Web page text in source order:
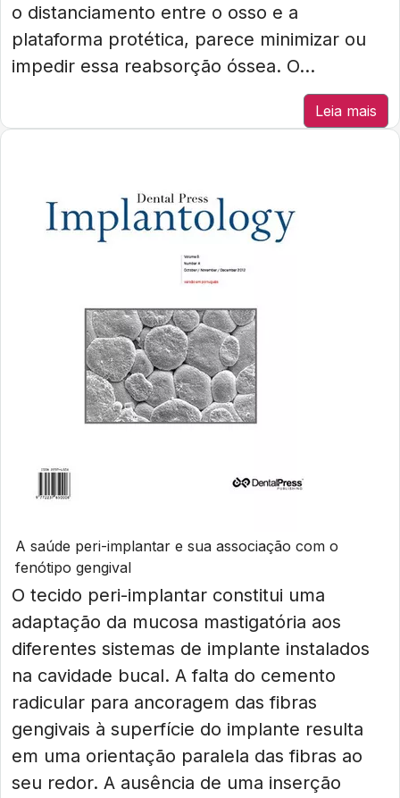
o distanciamento entre o osso e a
plataforma protética, parece minimizar ou
impedir essa reabsorção óssea. O...
Leia mais
A saúde peri-implantar e sua associação com o
fenótipo gengival
O tecido peri-implantar constitui uma
adaptação da mucosa mastigatória aos
diferentes sistemas de implante instalados
na cavidade bucal. A falta do cemento
radicular para ancoragem das fibras
gengivais à superfície do implante resulta
em uma orientação paralela das fibras ao
seu redor. A ausência de uma inserção